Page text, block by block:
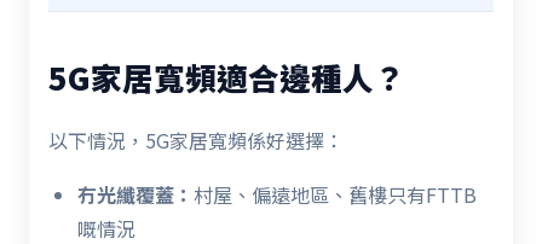
5G家居寬頻適合邊種人？
以下情況，5G家居寬頻係好選擇：
冇光纖覆蓋： 村屋、偏遠地區、舊樓只有FTTB
嘅情況